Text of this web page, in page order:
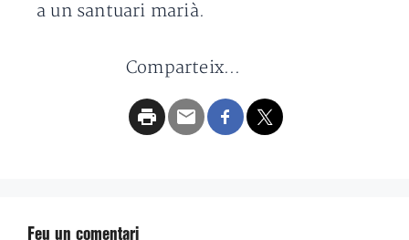
a un santuari marià.
Comparteix...
Feu un comentari